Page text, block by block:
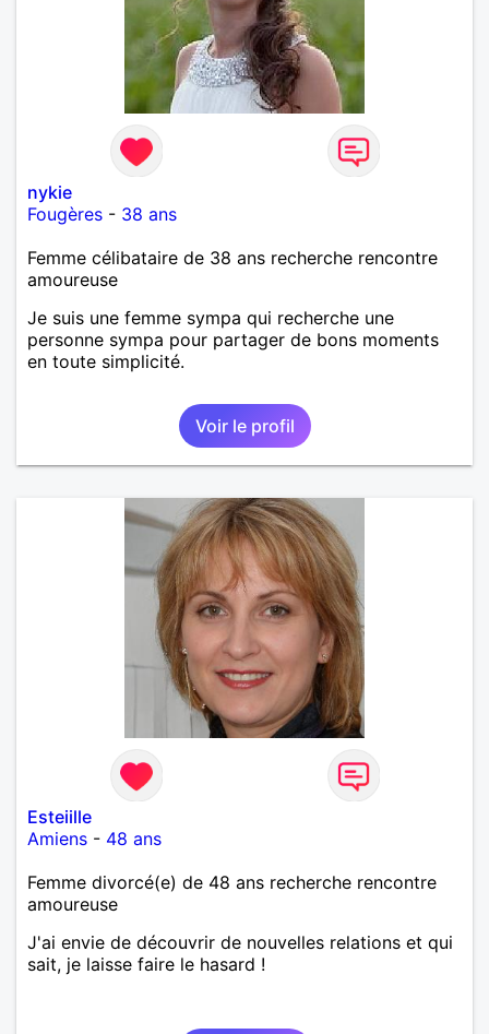
nykie
Fougères - 38 ans
Femme célibataire de 38 ans recherche rencontre
amoureuse
Je suis une femme sympa qui recherche une
personne sympa pour partager de bons moments
en toute simplicité.
Voir le profil
Esteiille
Amiens - 48 ans
Femme divorcé(e) de 48 ans recherche rencontre
amoureuse
J'ai envie de découvrir de nouvelles relations et qui
sait, je laisse faire le hasard !